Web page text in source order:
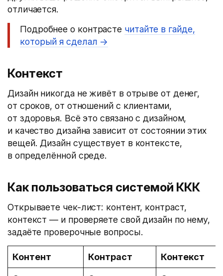
отличается.
Подробнее о контрасте читайте в гайде,
который я сделал →
Контекст
Дизайн никогда не живёт в отрыве от денег,
от сроков, от отношений с клиентами,
от здоровья. Всё это связано с дизайном,
и качество дизайна зависит от состоянии этих
вещей. Дизайн существует в контексте,
в определённой среде.
Как пользоваться системой ККК
Открываете чек-лист: контент, контраст,
контекст — и проверяете свой дизайн по нему,
задаёте проверочные вопросы.
Контент Контраст Контекст